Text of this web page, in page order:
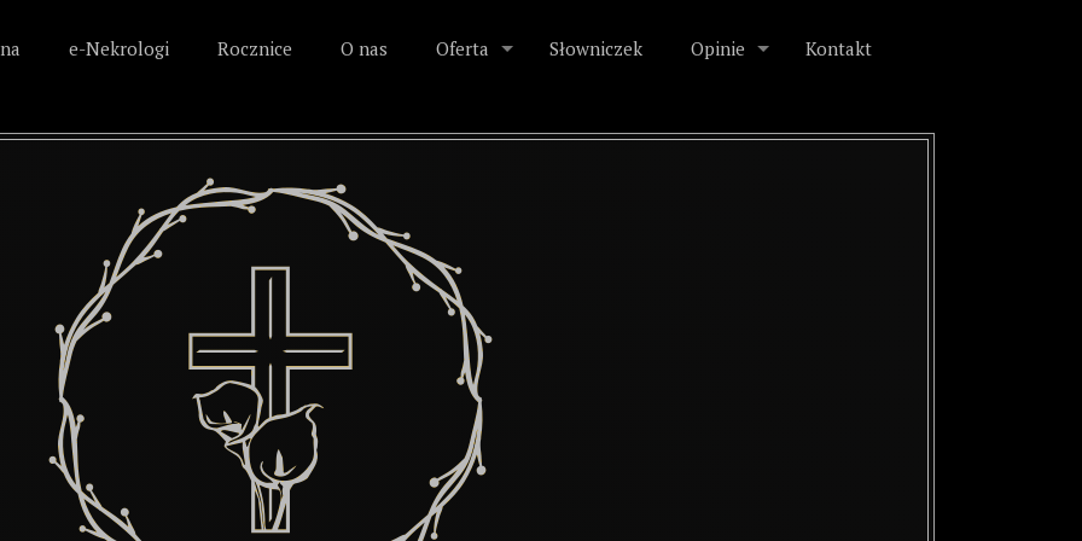
e-Nekrologi Rocznice O nas Oferta Słowniczek Opinie Kontakt